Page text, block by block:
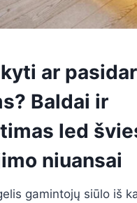
ar
Baldai ir
led
niuansai
gamintojų siūlo iš